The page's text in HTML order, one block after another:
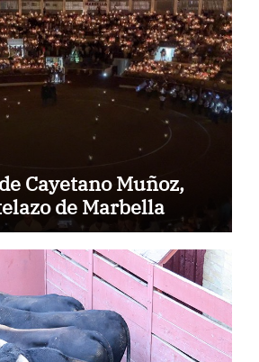
Cayetano Muñoz,
de Marbella